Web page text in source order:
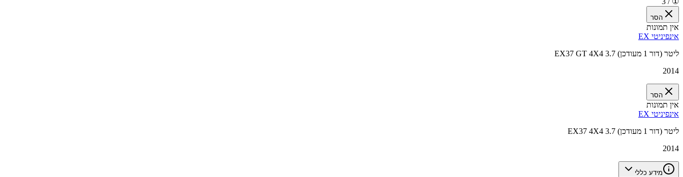
הסר
אין תמונות
אינפיניטי EX
EX37 GT 4X4 3.7 ליטר (דור 1 מעודכן)
2014
הסר
אין תמונות
אינפיניטי EX
EX37 4X4 3.7 ליטר (דור 1 מעודכן)
2014
מידע כללי